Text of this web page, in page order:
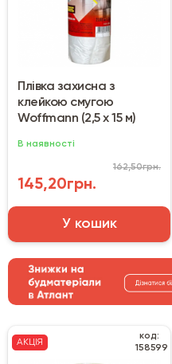
Плівка захисна з
клейкою смугою
Woffmann (2,5 х 15 м)
В наявності
145,20грн.
162,50грн.
У кошик
АКЦІЯ
код:
158599